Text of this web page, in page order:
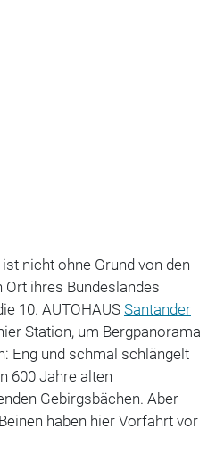
nicht ohne Grund von den
ihres Bundeslandes
10. AUTOHAUSSantander
Station, um Bergpanorama
Eng und schmal schlängelt
600 Jahre alten
Gebirgsbächen. Aber
haben hier Vorfahrt vor